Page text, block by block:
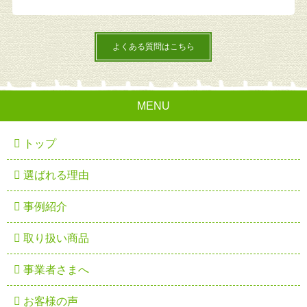
よくある質問はこちら
MENU
トップ
選ばれる理由
事例紹介
取り扱い商品
事業者さまへ
お客様の声